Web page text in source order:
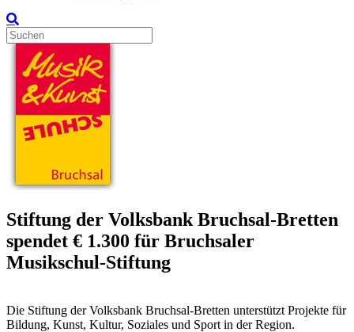
Stiftung der Volksbank Bruchsal-Bretten
spendet € 1.300 für Bruchsaler
Musikschul-Stiftung
Die Stiftung der Volksbank Bruchsal-Bretten unterstützt Projekte für
Bildung, Kunst, Kultur, Soziales und Sport in der Region.